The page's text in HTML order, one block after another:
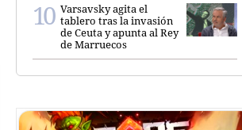
Varsavsky agita el
tablero tras la invasión
de Ceuta y apunta al Rey
de Marruecos